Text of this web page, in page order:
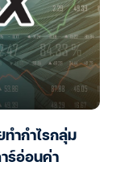
ำกำไรกลุ่ม
ร์อ่อนค่า